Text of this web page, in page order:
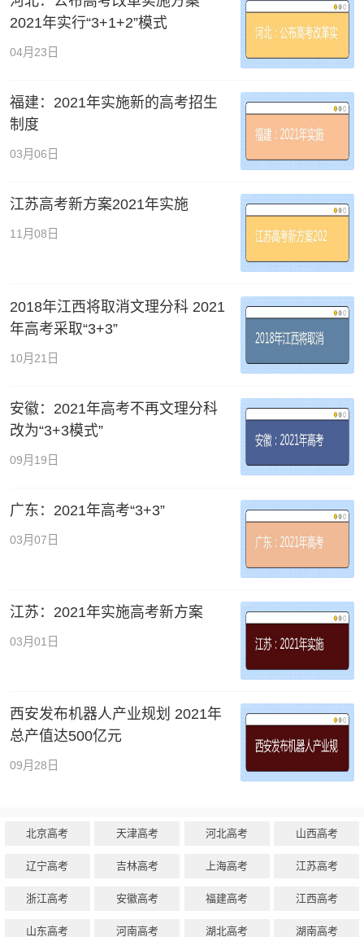
2021年实行“3+1+2”模式
04月23日
福建：2021年实施新的高考招生
制度
03月06日
江苏高考新方案2021年实施
11月08日
2018年江西将取消文理分科 2021
年高考采取“3+3”
10月21日
安徽：2021年高考不再文理分科
改为“3+3模式”
09月19日
广东：2021年高考“3+3”
03月07日
江苏：2021年实施高考新方案
03月01日
西安发布机器人产业规划 2021年
总产值达500亿元
09月28日
北京高考 天津高考 河北高考 山西高考
辽宁高考 吉林高考 上海高考 江苏高考
浙江高考 安徽高考 福建高考 江西高考
山东高考 河南高考 湖北高考 湖南高考